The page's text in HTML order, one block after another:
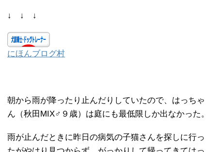
↓ ↓ ↓
にほんブログ村
朝から雨が降ったり止んだりしていたので、はっちゃ
ん（秋田MIX♂９歳）は庭にも最低限しか出なかった。
雨が止んだときに昨日の病気の子猫さんを探しに行っ